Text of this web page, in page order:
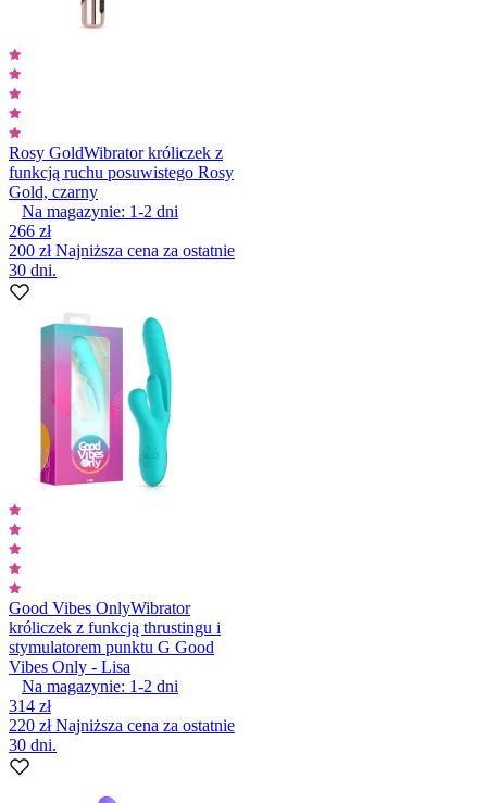
Rosy GoldWibrator króliczek z
funkcją ruchu posuwistego Rosy
Gold, czarny
Na magazynie: 1-2 dni
266 zł
200 złNajniższa cena za ostatnie
30 dni.
Good Vibes OnlyWibrator
króliczek z funkcją thrustingu i
stymulatorem punktu G Good
Vibes Only - Lisa
Na magazynie: 1-2 dni
314 zł
220 złNajniższa cena za ostatnie
30 dni.